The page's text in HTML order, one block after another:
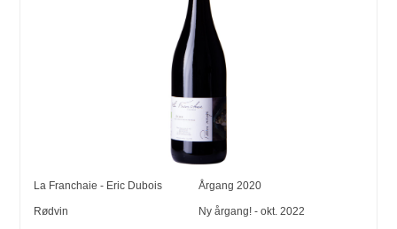
La Franchaie - Eric Dubois Årgang 2020
Rødvin Ny årgang! - okt. 2022